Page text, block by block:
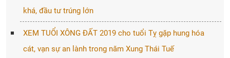
khá, đầu tư trúng lớn
XEM TUỔI XÔNG ĐẤT 2019 cho tuổi Tỵ gặp hung hóa
cát, vạn sự an lành trong năm Xung Thái Tuế